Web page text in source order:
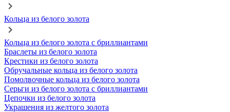
Кольца из белого золота
Кольца из белого золота с бриллиантами
Браслеты из белого золота
Крестики из белого золота
Обручальные кольца из белого золота
Помолвочные кольца из белого золота
Серьги из белого золота с бриллиантами
Цепочки из белого золота
Украшения из желтого золота